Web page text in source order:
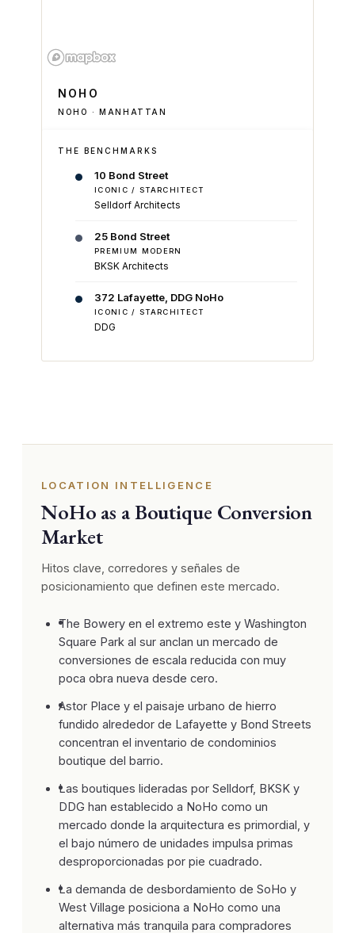
NOHO
NOHO · MANHATTAN
THE BENCHMARKS
10 Bond Street
ICONIC / STARCHITECT
Selldorf Architects
25 Bond Street
PREMIUM MODERN
BKSK Architects
372 Lafayette, DDG NoHo
ICONIC / STARCHITECT
DDG
LOCATION INTELLIGENCE
NoHo as a Boutique Conversion
Market
Hitos clave, corredores y señales de
posicionamiento que definen este mercado.
The Bowery en el extremo este y Washington
Square Park al sur anclan un mercado de
conversiones de escala reducida con muy
poca obra nueva desde cero.
Astor Place y el paisaje urbano de hierro
fundido alrededor de Lafayette y Bond Streets
concentran el inventario de condominios
boutique del barrio.
Las boutiques lideradas por Selldorf, BKSK y
DDG han establecido a NoHo como un
mercado donde la arquitectura es primordial, y
el bajo número de unidades impulsa primas
desproporcionadas por pie cuadrado.
La demanda de desbordamiento de SoHo y
West Village posiciona a NoHo como una
alternativa más tranquila para compradores